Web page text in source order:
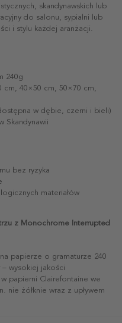
skandynawskich lub
do salonu, sypialni lub
i stylu każdej aranżacji.
240g
cm, 40×50 cm, 50×70 cm,
w dębie, czerni i bieli)
Skandynawii
bez ryzyka
materiałów
z Monochrome Interrupted
papierze o gramaturze 240
wysokiej jakości
papierni Clairefontaine we
nie żółknie wraz z upływem